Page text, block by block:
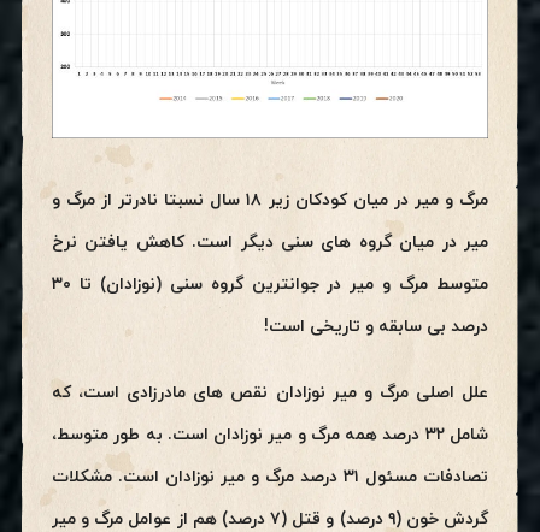
مرگ و میر در میان کودکان زیر ۱۸ سال نسبتا نادرتر از مرگ و
میر در میان گروه های سنی دیگر است. کاهش یافتن نرخ
متوسط مرگ و میر در جوانترین گروه سنی (نوزادان) تا ۳۰
درصد بی سابقه و تاریخی است!
علل اصلی مرگ و میر نوزادان نقص های مادرزادی است، که
شامل ۳۲ درصد همه مرگ و میر نوزادان است. به طور متوسط،
تصادفات مسئول ۳۱ درصد مرگ و میر نوزادان است. مشکلات
گردش خون (۹ درصد) و قتل (۷ درصد) هم از عوامل مرگ و میر